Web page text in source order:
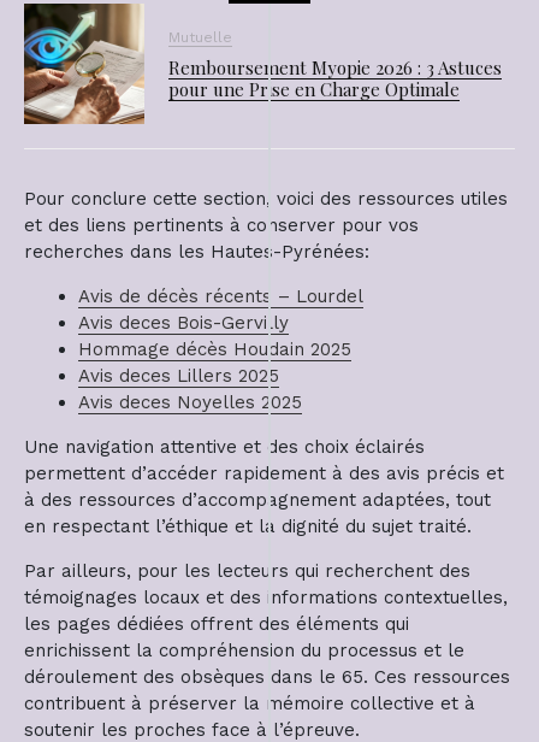
Mutuelle
Remboursement Myopie 2026 : 3 Astuces
pour une Prise en Charge Optimale
Pour conclure cette section, voici des ressources utiles
et des liens pertinents à conserver pour vos
recherches dans les Hautes-Pyrénées:
Avis de décès récents – Lourdel
Avis deces Bois-Gervilly
Hommage décès Houdain 2025
Avis deces Lillers 2025
Avis deces Noyelles 2025
Une navigation attentive et des choix éclairés
permettent d’accéder rapidement à des avis précis et
à des ressources d’accompagnement adaptées, tout
en respectant l’éthique et la dignité du sujet traité.
Par ailleurs, pour les lecteurs qui recherchent des
témoignages locaux et des informations contextuelles,
les pages dédiées offrent des éléments qui
enrichissent la compréhension du processus et le
déroulement des obsèques dans le 65. Ces ressources
contribuent à préserver la mémoire collective et à
soutenir les proches face à l’épreuve.